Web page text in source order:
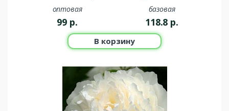
оптовая
99 р.
базовая
118.8 р.
В корзину